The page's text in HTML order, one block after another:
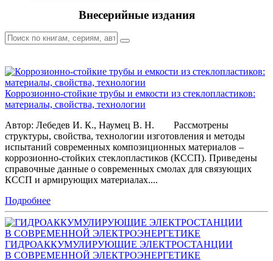
Внесерийные издания
Коррозионно-стойкие трубы и емкости из стеклопластиков:
материалы, свойства, технологии
Автор: Лебедев И. К., Наумец В. Н. Рассмотрены
структуры, свойства, технологии изготовления и методы
испытаний современных композиционных материалов –
коррозионно-стойких стеклопластиков (КССП). Приведены
справочные данные о современных смолах для связующих
КССП и армирующих материалах....
Подробнее
ГИДРОАККУМУЛИРУЮЩИЕ ЭЛЕКТРОСТАНЦИИ
В СОВРЕМЕННОЙ ЭЛЕКТРОЭНЕРГЕТИКЕ